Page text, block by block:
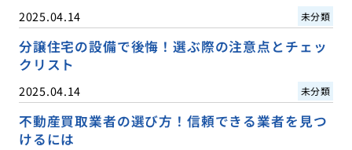
2025.04.14 未分類
分譲住宅の設備で後悔！選ぶ際の注意点とチェッ
クリスト
2025.04.14 未分類
不動産買取業者の選び方！信頼できる業者を見つ
けるには